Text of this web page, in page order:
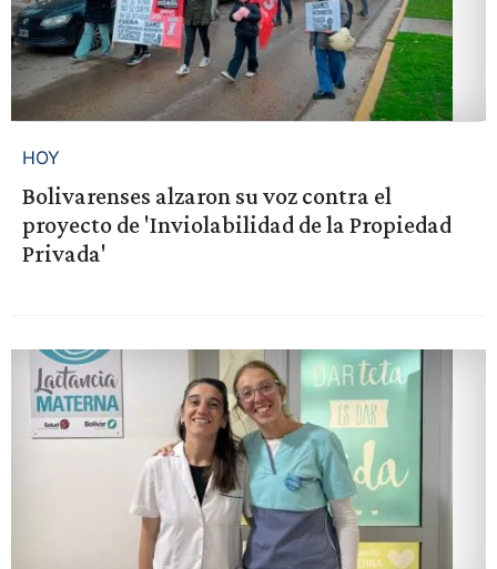
HOY
Bolivarenses alzaron su voz contra el
proyecto de 'Inviolabilidad de la Propiedad
Privada'